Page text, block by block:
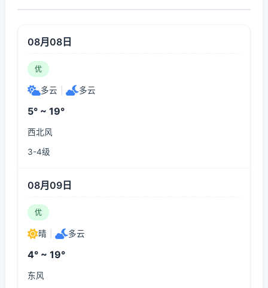
08月08日
优
多云 多云
5° ~ 19°
西北风
3-4级
08月09日
优
晴 多云
4° ~ 19°
东风